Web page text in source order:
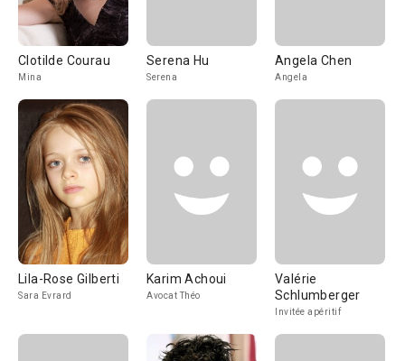
Clotilde Courau
Mina
Serena Hu
Serena
Angela Chen
Angela
Lila-Rose Gilberti
Sara Evrard
Karim Achoui
Avocat Théo
Valérie
Schlumberger
Invitée apéritif